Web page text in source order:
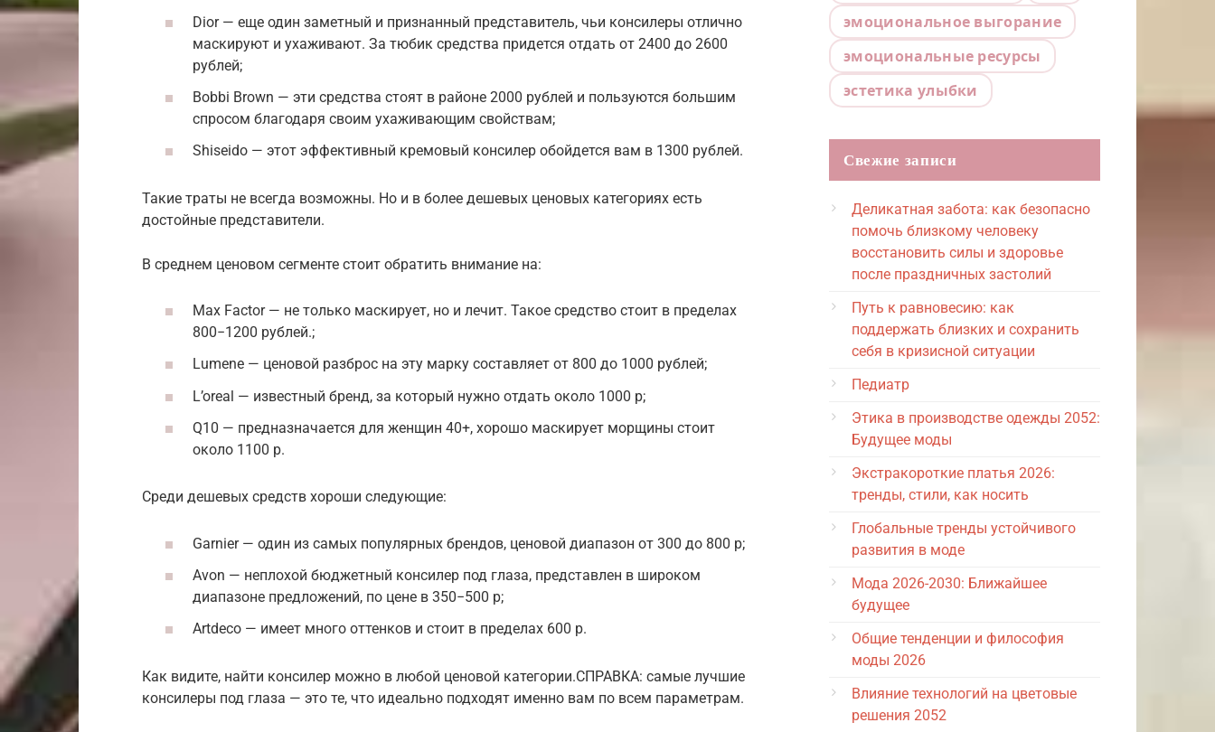
Dior — еще один заметный и признанный представитель, чьи консилеры отлично
маскируют и ухаживают. За тюбик средства придется отдать от 2400 до 2600
рублей;
Bobbi Brown — эти средства стоят в районе 2000 рублей и пользуются большим
спросом благодаря своим ухаживающим свойствам;
Shiseido — этот эффективный кремовый консилер обойдется вам в 1300 рублей.
Такие траты не всегда возможны. Но и в более дешевых ценовых категориях есть
достойные представители.
В среднем ценовом сегменте стоит обратить внимание на:
Max Factor — не только маскирует, но и лечит. Такое средство стоит в пределах
800−1200 рублей.;
Lumene — ценовой разброс на эту марку составляет от 800 до 1000 рублей;
L’oreal — известный бренд, за который нужно отдать около 1000 р;
Q10 — предназначается для женщин 40+, хорошо маскирует морщины стоит
около 1100 р.
Среди дешевых средств хороши следующие:
Garnier — один из самых популярных брендов, ценовой диапазон от 300 до 800 р;
Avon — неплохой бюджетный консилер под глаза, представлен в широком
диапазоне предложений, по цене в 350−500 р;
Artdeco — имеет много оттенков и стоит в пределах 600 р.
Как видите, найти консилер можно в любой ценовой категории.СПРАВКА: самые лучшие
консилеры под глаза — это те, что идеально подходят именно вам по всем параметрам.
эмоциональное выгорание
эмоциональные ресурсы
эстетика улыбки
Свежие записи
Деликатная забота: как безопасно
помочь близкому человеку
восстановить силы и здоровье
после праздничных застолий
Путь к равновесию: как
поддержать близких и сохранить
себя в кризисной ситуации
Педиатр
Этика в производстве одежды 2052:
Будущее моды
Экстракороткие платья 2026:
тренды, стили, как носить
Глобальные тренды устойчивого
развития в моде
Мода 2026-2030: Ближайшее
будущее
Общие тенденции и философия
моды 2026
Влияние технологий на цветовые
решения 2052